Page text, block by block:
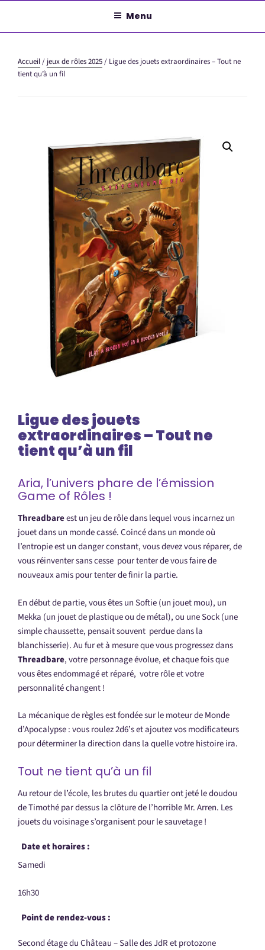
contenu
Menu
Accueil / jeux de rôles 2025 / Ligue des jouets extraordinaires – Tout ne
tient qu’à un fil
Ligue des jouets
extraordinaires – Tout ne
tient qu’à un fil
Aria, l’univers phare de l’émission
Game of Rôles !
Threadbareest un jeu de rôle dans lequel vous incarnez un
jouet dans un monde cassé. Coincé dans un monde où
l’entropie est un danger constant, vous devez vous réparer, de
vous réinventer sans cesse pour tenter de vous faire de
nouveaux amis pour tenter de finir la partie.
En début de partie, vous êtes un Softie (un jouet mou), un
Mekka (un jouet de plastique ou de métal), ou une Sock (une
simple chaussette, pensait souvent perdue dans la
blanchisserie). Au fur et à mesure que vous progressez dans
Threadbare, votre personnage évolue, et chaque fois que
vous êtes endommagé et réparé, votre rôle et votre
personnalité changent !
La mécanique de règles est fondée sur le moteur de Monde
d’Apocalypse : vous roulez 2d6’s et ajoutez vos modificateurs
pour déterminer la direction dans la quelle votre histoire ira.
Tout ne tient qu’à un fil
Au retour de l’école, les brutes du quartier ont jeté le doudou
de Timothé par dessus la clôture de l’horrible Mr. Arren. Les
jouets du voisinage s’organisent pour le sauvetage !
Date et horaires :
Samedi
16h30
Point de rendez-vous :
Second étage du Château – Salle des JdR et protozone